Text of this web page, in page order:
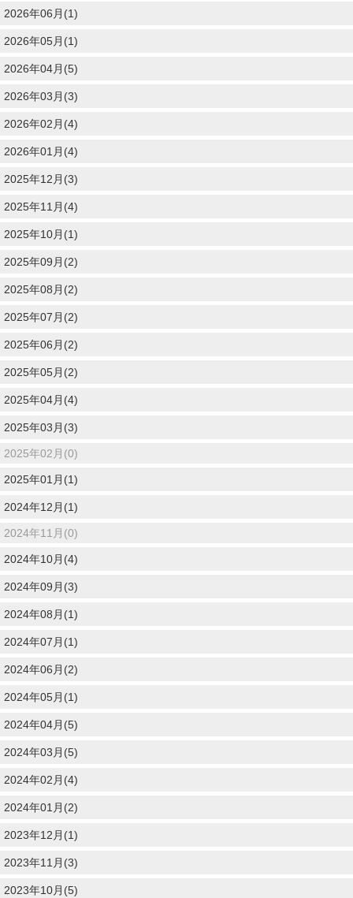
2026年06月(1)
2026年05月(1)
2026年04月(5)
2026年03月(3)
2026年02月(4)
2026年01月(4)
2025年12月(3)
2025年11月(4)
2025年10月(1)
2025年09月(2)
2025年08月(2)
2025年07月(2)
2025年06月(2)
2025年05月(2)
2025年04月(4)
2025年03月(3)
2025年02月(0)
2025年01月(1)
2024年12月(1)
2024年11月(0)
2024年10月(4)
2024年09月(3)
2024年08月(1)
2024年07月(1)
2024年06月(2)
2024年05月(1)
2024年04月(5)
2024年03月(5)
2024年02月(4)
2024年01月(2)
2023年12月(1)
2023年11月(3)
2023年10月(5)